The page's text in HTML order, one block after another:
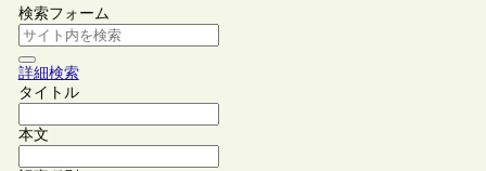
検索フォーム
詳細検索
タイトル
本文